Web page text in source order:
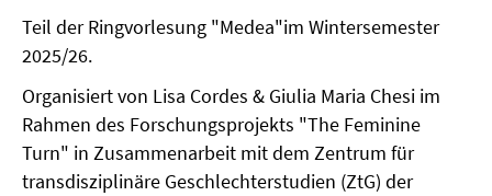
Teil der Ringvorlesung "Medea"im Wintersemester
2025/26.
Organisiert von Lisa Cordes & Giulia Maria Chesi im
Rahmen des Forschungsprojekts "The Feminine
Turn" in Zusammenarbeit mit dem Zentrum für
transdisziplinäre Geschlechterstudien (ZtG) der